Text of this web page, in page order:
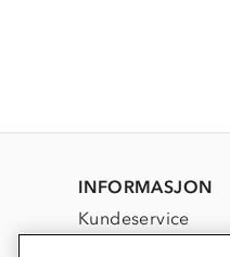
INFORMASJON
Kundeservice